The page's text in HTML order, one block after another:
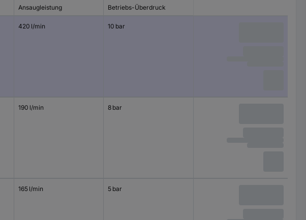
Ansaugleistung Betriebs-Überdruck
420 l/min 10 bar
190 l/min 8 bar
165 l/min 5 bar